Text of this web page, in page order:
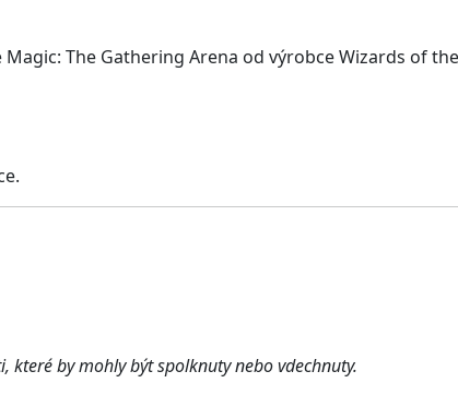
Magic: The Gathering Arena od výrobce Wizards of
které by mohly být spolknuty nebo vdechnuty.